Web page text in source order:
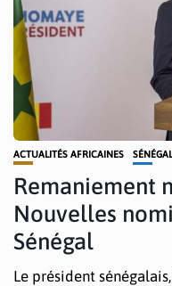
ACTUALITÉS AFRICAINES SÉNÉGAL
Remaniement
Nouvelles
Sénégal
Le président